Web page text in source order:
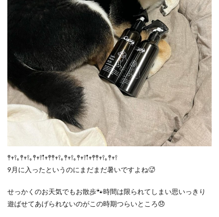
𖤣𖥧𖥣｡𖤣𖥧𖥣｡𖤣𖥧𖥣𖡡𖥧𖤣𖤣𖥧𖥣｡𖤣𖥧𖥣｡𖤣𖥧𖥣𖡡𖥧𖤣𖤣𖥧𖥣｡𖤣𖥧𖥣
9月に入ったというのにまだまだ暑いですよね🥵
せっかくのお天気でもお散歩🐾時間は限られてしまい思いっきり
遊ばせてあげられないのがこの時期つらいところ😞